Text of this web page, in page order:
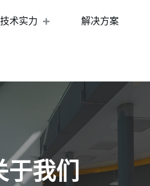
技术实力 解决方案
于我们